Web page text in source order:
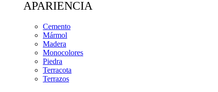
APARIENCIA
Cemento
Mármol
Madera
Monocolores
Piedra
Terracota
Terrazos